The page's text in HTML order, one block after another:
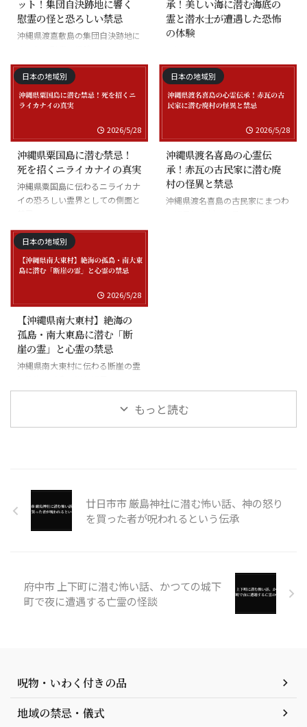
ット！集団自決跡地に響く
慰霊の怪と恐ろしい禁忌
沖縄県渡嘉敷島の集団自決跡地に
承！美しい海に潜む海底の
霊と潜水士が遭遇した恐怖
の体験
士の怪談
日本の地域別
2026/5/28
沖縄県粟国島に潜む禁忌！
死を招くニライカナイの真実
沖縄県粟国島に伝わるニライカナ
イの恐ろしい霊界としての側面と
日本の地域別
2026/5/28
沖縄県渡名喜島の心霊伝
承！赤瓦の古民家に潜む廃
村の怪異と禁忌
沖縄県渡名喜島の古民家にまつわ
日本の地域別
2026/5/28
【沖縄県南大東村】絶海の
孤島・南大東島に潜む「断
崖の霊」と心霊の禁忌
沖縄県南大東村に伝わる断崖の霊
もっと読む
廿日市市 厳島神社に潜む怖い話、神の怒り
を買った者が呪われるという伝承
府中市 上下町に潜む怖い話、かつての城下
町で夜に遭遇する亡霊の怪談
呪物・いわく付きの品
地域の禁忌・儀式